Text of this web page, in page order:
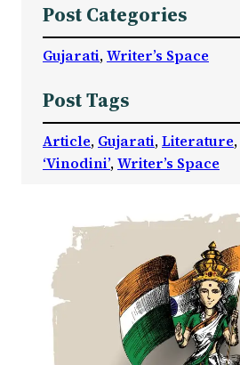
Post Categories
Gujarati, Writer’s Space
Post Tags
Article, Gujarati, Literature,
‘Vinodini’, Writer’s Space